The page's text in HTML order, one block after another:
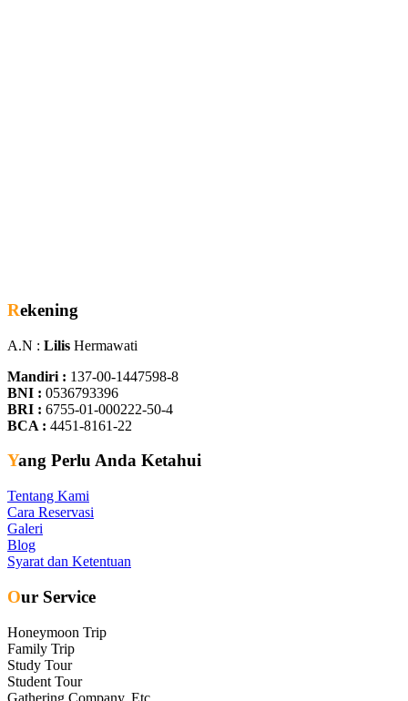
Rekening
A.N : Lilis Hermawati
Mandiri : 137-00-1447598-8
BNI : 0536793396
BRI : 6755-01-000222-50-4
BCA : 4451-8161-22
Yang Perlu Anda Ketahui
Tentang Kami
Cara Reservasi
Galeri
Blog
Syarat dan Ketentuan
Our Service
Honeymoon Trip
Family Trip
Study Tour
Student Tour
Gathering Company, Etc.